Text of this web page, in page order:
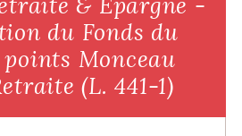
du Fonds du
points Monceau
(L. 441-1)